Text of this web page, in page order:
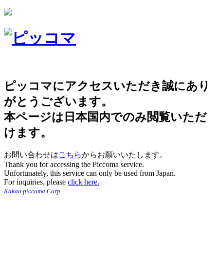
ピッコマにアクセスいただき誠にあり
がとうございます。
本ページは日本国内でのみ閲覧いただ
けます。
お問い合わせはこちらからお願いいたします。
Thank you for accessing the Piccoma service.
Unfortunately, this service can only be used from Japan.
For inquiries, please click here.
Kakao piccoma Corp.